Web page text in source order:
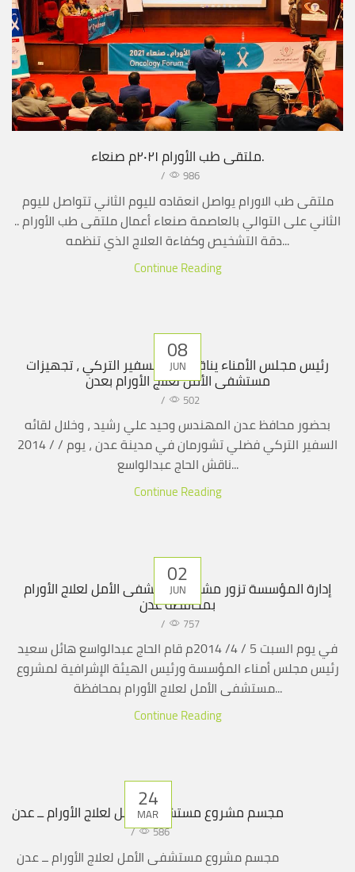
ملتقى طب الأورام ٢٠٢١م صنعاء.
/ 986
ملتقى طب الاورام يواصل انعقاده لليوم الثاني تتواصل لليوم
الثاني على التوالي بالعاصمة صنعاء أعمال ملتقى طب الأورام ..
دقة التشخيص وكفاءة العلاج الذي تنظمه...
Continue Reading
08
JUN
رئيس مجلس الأمناء يناقش مع السفير التركي ، تجهيزات
مستشفى الأمل لعلاج الأورام بعدن
/ 502
بحضور محافظ عدن المهندس وحيد علي رشيد ، وخلال لقائه
السفير التركي فضلي تشورمان في مدينة عدن ، يوم / / 2014
ناقش الحاج عبدالواسع...
Continue Reading
02
JUN
إدارة المؤسسة تزور مشروع مستشفى الأمل لعلاج الأورام
بمحافظة عدن
/ 757
في يوم السبت 5 / 4/ 2014م قام الحاج عبدالواسع هائل سعيد
رئيس مجلس أمناء المؤسسة ورئيس الهيئة الإشرافية لمشروع
مستشفى الأمل لعلاج الأورام بمحافظة...
Continue Reading
24
MAR
مجسم مشروع مستشفى الأمل لعلاج الأورام ــ عدن
/ 586
مجسم مشروع مستشفى الأمل لعلاج الأورام ــ عدن